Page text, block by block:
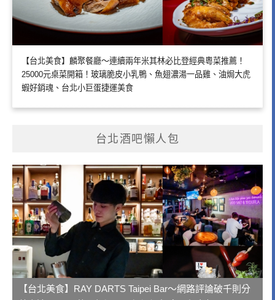
【台北美食】麟聚餐廳～連續兩年米其林必比登經典粵菜推薦！
25000元桌菜開箱！玻璃脆皮小乳鴨、魚翅濃湯一品雞、油焗大虎
蝦好銷魂、台北小巨蛋捷運美食
台北酒吧懶人包
【台北美食】RAY DARTS Taipei Bar～網路評論破千則分